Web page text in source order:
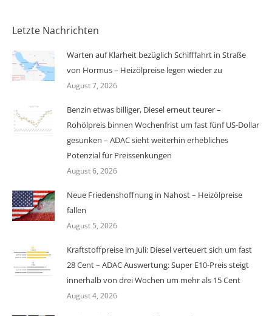
Letzte Nachrichten
Warten auf Klarheit bezüglich Schifffahrt in Straße
von Hormus – Heizölpreise legen wieder zu
August 7, 2026
Benzin etwas billiger, Diesel erneut teurer –
Rohölpreis binnen Wochenfrist um fast fünf US-Dollar
gesunken – ADAC sieht weiterhin erhebliches
Potenzial für Preissenkungen
August 6, 2026
Neue Friedenshoffnung in Nahost – Heizölpreise
fallen
August 5, 2026
Kraftstoffpreise im Juli: Diesel verteuert sich um fast
28 Cent – ADAC Auswertung: Super E10-Preis steigt
innerhalb von drei Wochen um mehr als 15 Cent
August 4, 2026